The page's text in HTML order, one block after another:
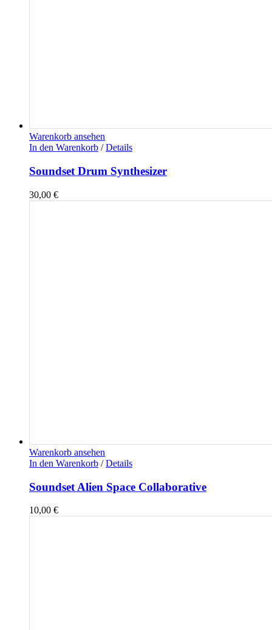
Warenkorb ansehen
In den Warenkorb / Details
Soundset Drum Synthesizer
30,00 €
Warenkorb ansehen
In den Warenkorb / Details
Soundset Alien Space Collaborative
10,00 €